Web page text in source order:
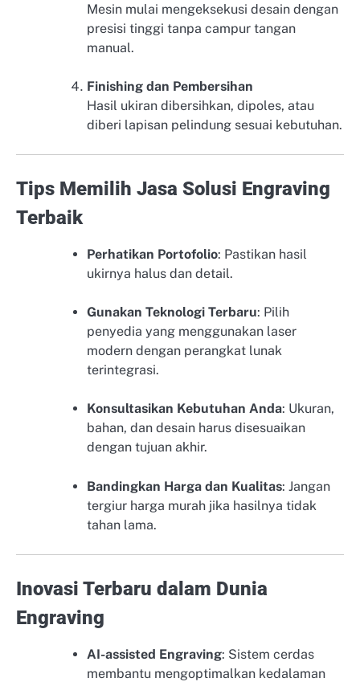
Mesin mulai mengeksekusi desain dengan
presisi tinggi tanpa campur tangan
manual.
Finishing dan Pembersihan
Hasil ukiran dibersihkan, dipoles, atau
diberi lapisan pelindung sesuai kebutuhan.
Tips Memilih Jasa Solusi Engraving
Terbaik
Perhatikan Portofolio: Pastikan hasil
ukirnya halus dan detail.
Gunakan Teknologi Terbaru: Pilih
penyedia yang menggunakan laser
modern dengan perangkat lunak
terintegrasi.
Konsultasikan Kebutuhan Anda: Ukuran,
bahan, dan desain harus disesuaikan
dengan tujuan akhir.
Bandingkan Harga dan Kualitas: Jangan
tergiur harga murah jika hasilnya tidak
tahan lama.
Inovasi Terbaru dalam Dunia
Engraving
AI-assisted Engraving: Sistem cerdas
membantu mengoptimalkan kedalaman